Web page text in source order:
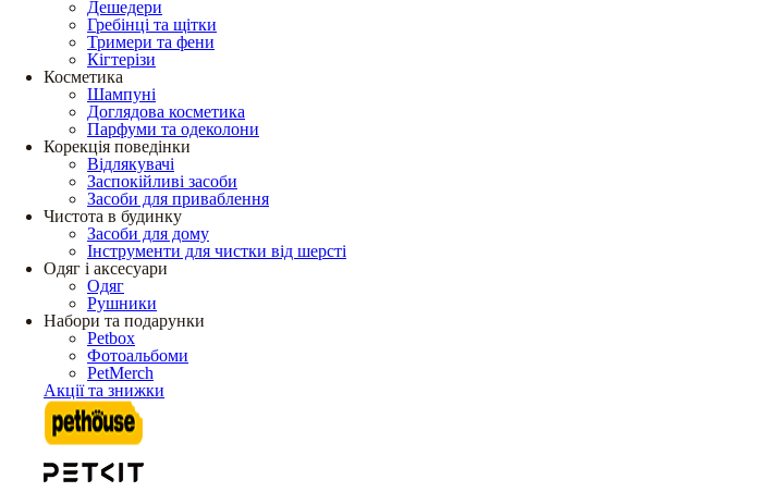
Дешедери
Гребінці та щітки
Тримери та фени
Кігтерізи
Косметика
Шампуні
Доглядова косметика
Парфуми та одеколони
Корекція поведінки
Відлякувачі
Заспокійливі засоби
Засоби для приваблення
Чистота в будинку
Засоби для дому
Інструменти для чистки від шерсті
Одяг і аксесуари
Одяг
Рушники
Набори та подарунки
Petbox
Фотоальбоми
PetMerch
Акції та знижки